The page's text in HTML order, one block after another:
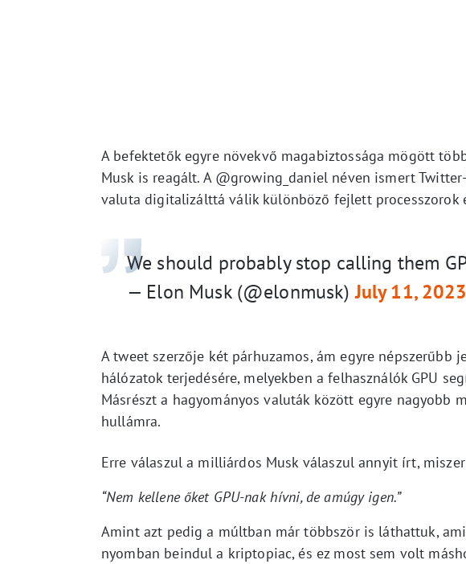
A befektetők egyre növekvő magabiztossága mögött
Musk is reagált. A @growing_daniel néven ismert
valuta digitalizálttá válik különböző fejlett processzorok
We should probably stop calling them
— Elon Musk (@elonmusk)July 11, 2023
A tweet szerzője két párhuzamos, ám egyre népszerűbb
hálózatok terjedésére, melyekben a felhasználók GPU
Másrészt a hagyományos valuták között egyre nagyobb
hullámra.
Erre válaszul a milliárdos Musk válaszul annyit írt,
“Nem kellene őket GPU-nak hívni, de amúgy igen.”
Amint azt pedig a múltban már többször is láthattuk,
nyomban beindul a kriptopiac, és ez most sem volt